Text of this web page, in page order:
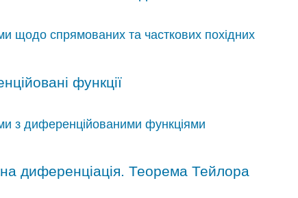
щодо спрямованих та часткових похідних
функції
з диференційованими функціями
диференціація. Теорема Тейлора